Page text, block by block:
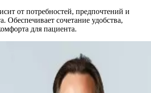
от потребностей, предпочтений и
Обеспечивает сочетание удобства,
для пациента.